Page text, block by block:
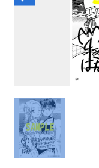
数学
コンピューター